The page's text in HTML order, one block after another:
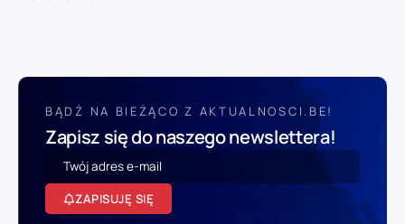
BĄDŹ NA BIEŻĄCO Z AKTUALNOSCI.BE!
Zapisz się do naszego newslettera!
ZAPISUJĘ SIĘ